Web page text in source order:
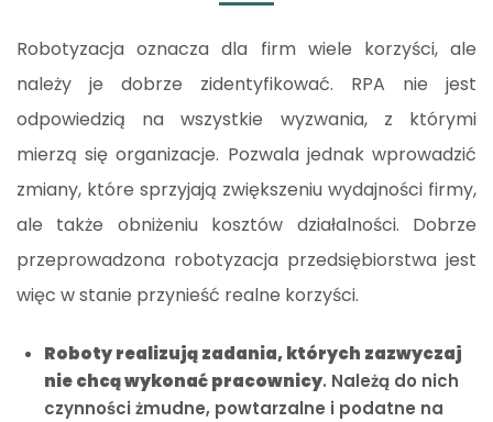
Robotyzacja oznacza dla firm wiele korzyści, ale
należy je dobrze zidentyfikować. RPA nie jest
odpowiedzią na wszystkie wyzwania, z którymi
mierzą się organizacje. Pozwala jednak wprowadzić
zmiany, które sprzyjają zwiększeniu wydajności firmy,
ale także obniżeniu kosztów działalności. Dobrze
przeprowadzona robotyzacja przedsiębiorstwa jest
więc w stanie przynieść realne korzyści.
Roboty realizują zadania, których zazwyczaj
nie chcą wykonać pracownicy. Należą do nich
czynności żmudne, powtarzalne i podatne na